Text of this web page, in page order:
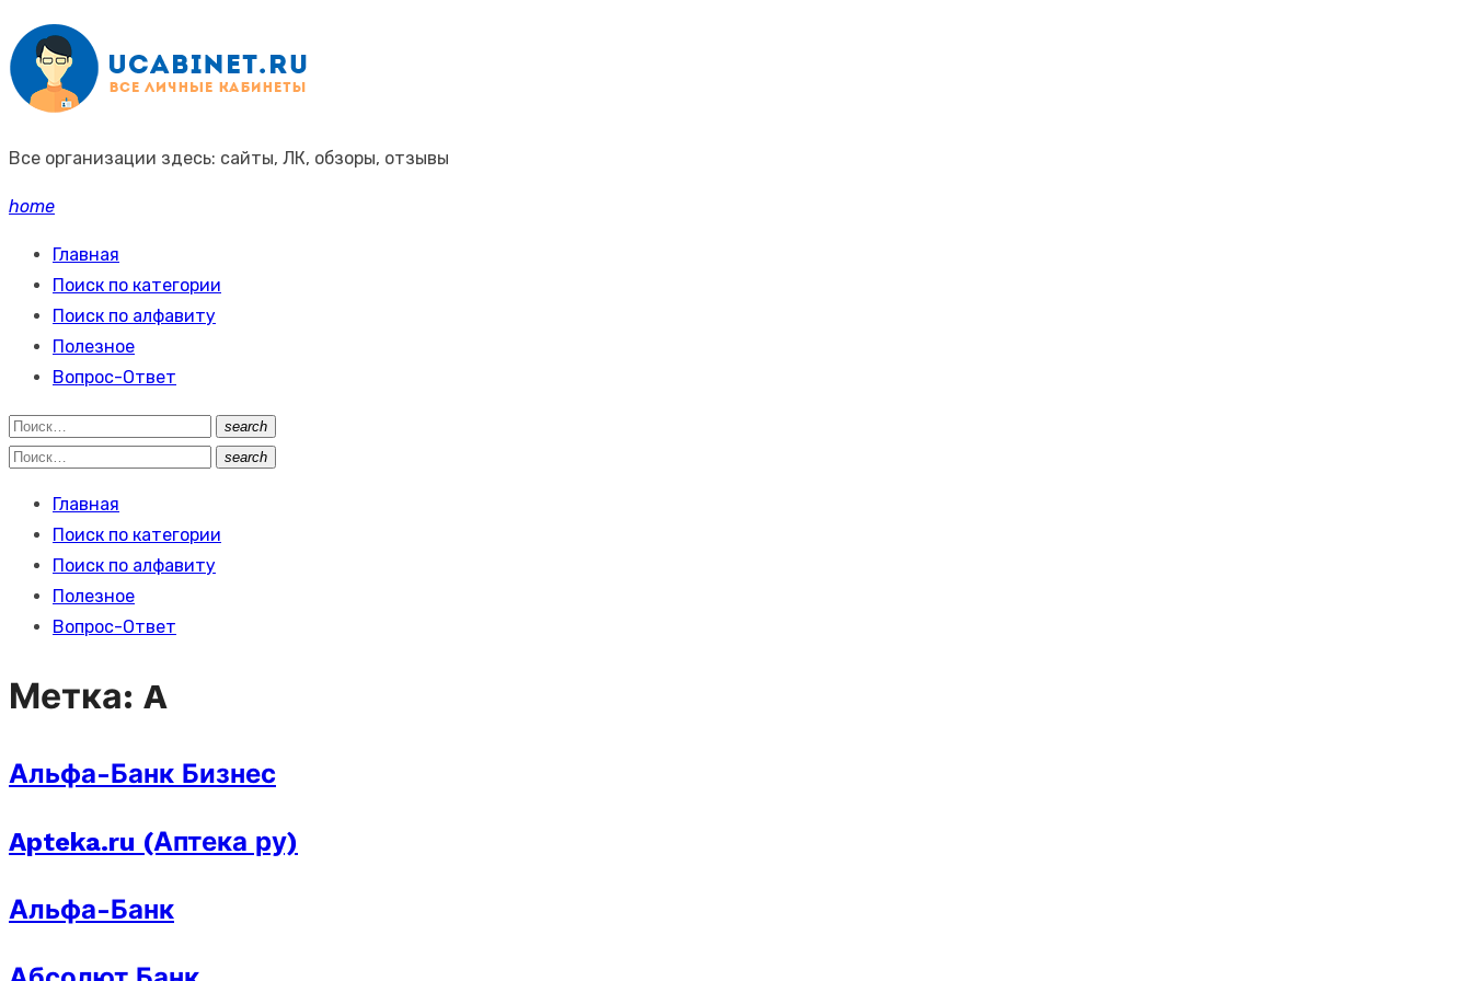
Промотать
к
содержимому
Все организации здесь: сайты, ЛК, обзоры, отзывы
home
Главная
Поиск по категории
Поиск по алфавиту
Полезное
Вопрос-Ответ
Поиск:
search
Поиск
Поиск:
search
Поиск
Главная
Поиск по категории
Поиск по алфавиту
Полезное
Вопрос-Ответ
Метка: A
Альфа-Банк Бизнес
Apteka.ru (Аптека ру)
Альфа-Банк